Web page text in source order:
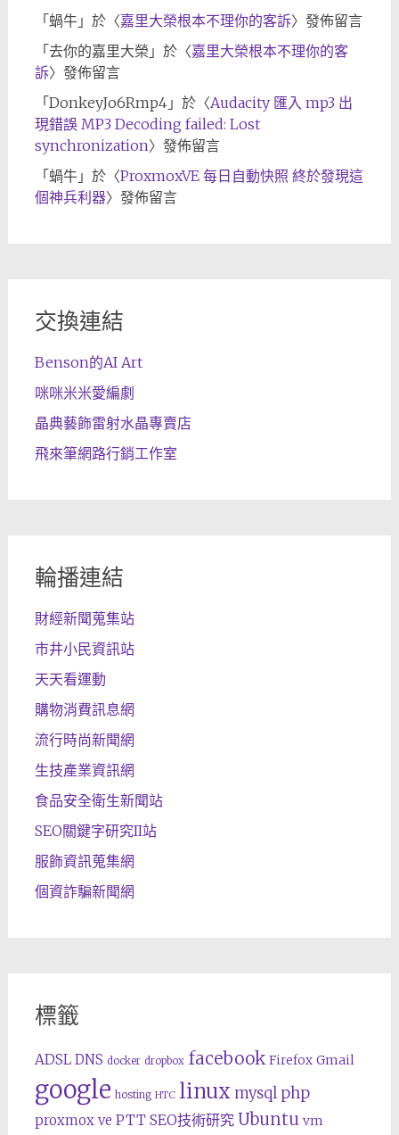
「蝸牛」於〈嘉里大榮根本不理你的客訴〉發佈留言
「去你的嘉里大榮 」於〈嘉里大榮根本不理你的客
訴〉發佈留言
「DonkeyJo6Rmp4」於〈Audacity 匯入 mp3 出
現錯誤 MP3 Decoding failed: Lost
synchronization〉發佈留言
「蝸牛」於〈ProxmoxVE 每日自動快照 終於發現這
個神兵利器〉發佈留言
交換連結
Benson的AI Art
咪咪米米愛編劇
晶典藝飾雷射水晶專賣店
飛來筆網路行銷工作室
輪播連結
財經新聞蒐集站
市井小民資訊站
天天看運動
購物消費訊息網
流行時尚新聞網
生技產業資訊網
食品安全衛生新聞站
SEO關鍵字研究II站
服飾資訊蒐集網
個資詐騙新聞網
標籤
ADSL DNS docker dropbox facebook Firefox Gmail
google hosting HTC linux mysql php
proxmox ve PTT SEO技術研究 Ubuntu vm